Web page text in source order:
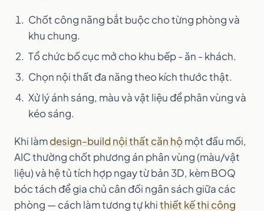
Chốt công năng bắt buộc cho từng phòng và
khu chung.
Tổ chức bố cục mở cho khu bếp - ăn - khách.
Chọn nội thất đa năng theo kích thước thật.
Xử lý ánh sáng, màu và vật liệu để phân vùng và
kéo sáng.
Khi làmdesign-build nội thất căn hộmột đầu mối,
AIC thường chốt phương án phân vùng (màu/vật
liệu) và hệ tủ tích hợp ngay từ bản 3D, kèm BOQ
bóc tách để gia chủ cân đối ngân sách giữa các
phòng — cách làm tương tự khithiết kế thi công